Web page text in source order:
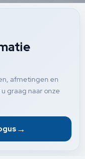
afmetingen en
graag naar onze
→